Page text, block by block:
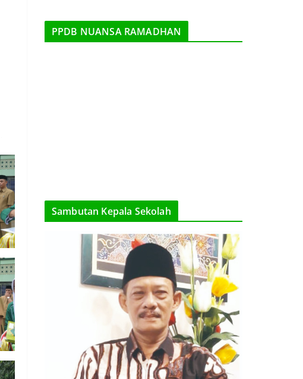
PPDB NUANSA RAMADHAN
Sambutan Kepala Sekolah